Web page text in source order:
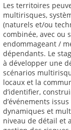
Les territoires
multirisques,
(naturels et/ou
combinée, avec ou
endommageant /
dépendants. Le
à développer une
scénarios
locaux et la
d’identifier,
d’événements
dynamiques et
niveau de détail et